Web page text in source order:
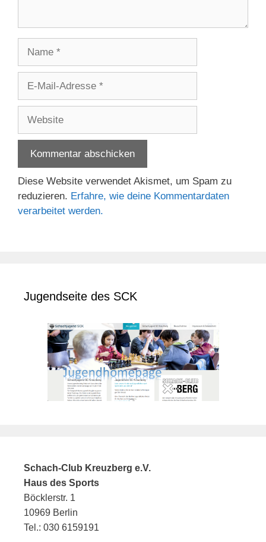
Adresse
Diese Website verwendet Akismet, um Spam zu
reduzieren. Erfahre, wie deine Kommentardaten
verarbeitet werden.
Jugendseite des SCK
Schach-Club Kreuzberg e.V.
Haus des Sports
Böcklerstr. 1
10969 Berlin
Tel.: 030 6159191